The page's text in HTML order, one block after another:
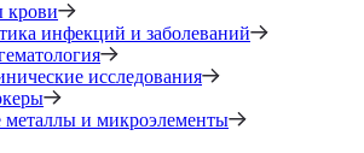
крови
инфекций и заболеваний
исследования
металлы и микроэлементы